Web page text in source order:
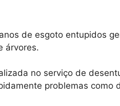
de esgoto entupidos
árvores.
no serviço de
problemas como